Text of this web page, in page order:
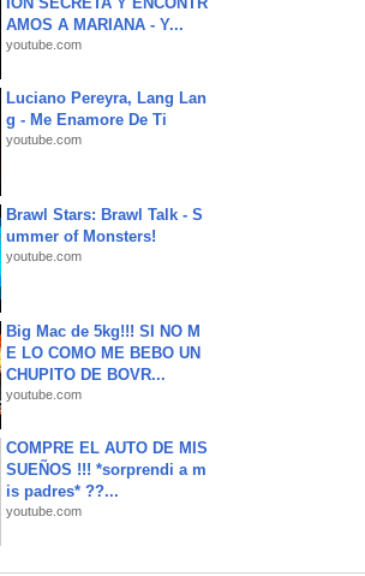
AMOS A MARIANA - Y...
youtube.com
Luciano Pereyra, Lang Lan
g - Me Enamore De Ti
youtube.com
Brawl Stars: Brawl Talk - S
ummer of Monsters!
youtube.com
Big Mac de 5kg!!! SI NO M
E LO COMO ME BEBO UN
CHUPITO DE BOVR...
youtube.com
COMPRE EL AUTO DE MIS
SUEÑOS !!! *sorprendi a m
is padres* ??...
youtube.com